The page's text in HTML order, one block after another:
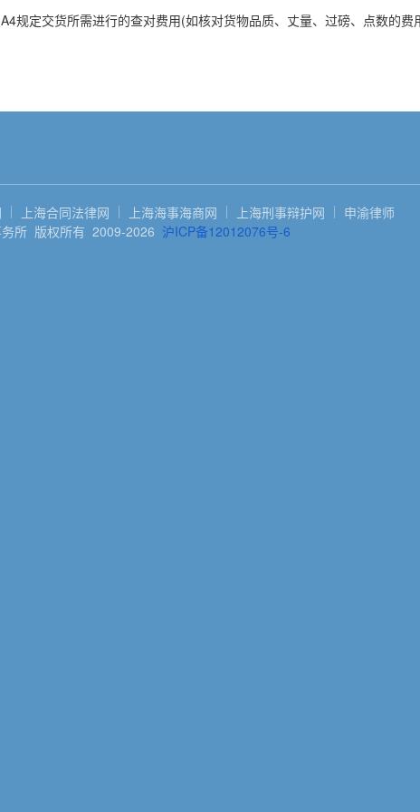
定交货所需进行的查对费用(如核对货物品质、丈量、过磅、点数的费
上海合同法律网 上海海事海商网 上海刑事辩护网
申渝律师
务所 版权所有 2009-2026 沪ICP备12012076号-6